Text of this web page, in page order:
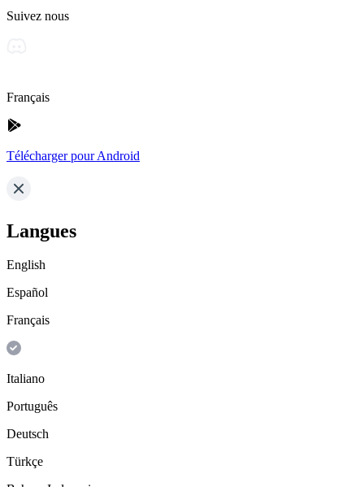
Suivez nous
Français
Télécharger pour Android
Langues
English
Español
Français
Italiano
Português
Deutsch
Türkçe